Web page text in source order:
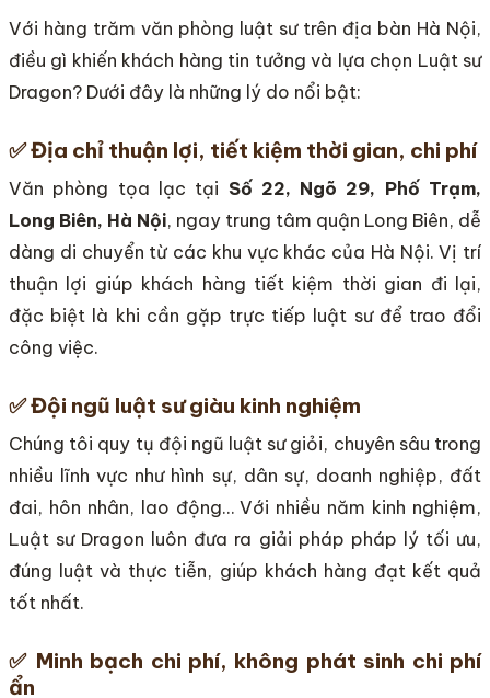
Với hàng trăm văn phòng luật sư trên địa bàn Hà Nội,
điều gì khiến khách hàng tin tưởng và lựa chọn Luật sư
Dragon? Dưới đây là những lý do nổi bật:
✅Địa chỉ thuận lợi, tiết kiệm thời gian, chi phí
Văn phòng tọa lạc tại Số 22, Ngõ 29, Phố Trạm,
Long Biên, Hà Nội, ngay trung tâm quận Long Biên, dễ
dàng di chuyển từ các khu vực khác của Hà Nội. Vị trí
thuận lợi giúp khách hàng tiết kiệm thời gian đi lại,
đặc biệt là khi cần gặp trực tiếp luật sư để trao đổi
công việc.
✅Đội ngũ luật sư giàu kinh nghiệm
Chúng tôi quy tụ đội ngũ luật sư giỏi, chuyên sâu trong
nhiều lĩnh vực như hình sự, dân sự, doanh nghiệp, đất
đai, hôn nhân, lao động… Với nhiều năm kinh nghiệm,
Luật sư Dragon luôn đưa ra giải pháp pháp lý tối ưu,
đúng luật và thực tiễn, giúp khách hàng đạt kết quả
tốt nhất.
✅ Minh bạch chi phí, không phát sinh chi phí
ẩn